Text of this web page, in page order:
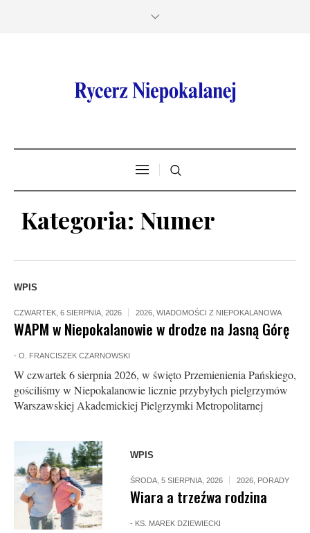
Kategoria: Numer
WPIS
CZWARTEK, 6 SIERPNIA, 2026 2026 WIADOMOŚCI Z NIEPOKALANOWA
WAPM w Niepokalanowie w drodze na Jasną Górę
- O. FRANCISZEK CZARNOWSKI
W czwartek 6 sierpnia 2026, w święto Przemienienia Pańskiego,
gościliśmy w Niepokalanowie licznie przybyłych pielgrzymów
Warszawskiej Akademickiej Pielgrzymki Metropolitarnej
WPIS
ŚRODA, 5 SIERPNIA, 2026 2026 PORADY
Wiara a trzeźwa rodzina
- KS. MAREK DZIEWIECKI